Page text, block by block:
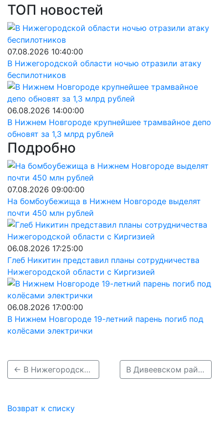
ТОП новостей
07.08.2026 10:40:00
В Нижегородской области ночью отразили атаку
беспилотников
06.08.2026 14:00:00
В Нижнем Новгороде крупнейшее трамвайное депо
обновят за 1,3 млрд рублей
Подробно
07.08.2026 09:00:00
На бомбоубежища в Нижнем Новгороде выделят
почти 450 млн рублей
06.08.2026 17:25:00
Глеб Никитин представил планы сотрудничества
Нижегородской области с Киргизией
06.08.2026 17:00:00
В Нижнем Новгороде 19-летний парень погиб под
колёсами электрички
← В Нижегородской области грузовик при обгоне насмерть сбил 9-летнюю девочку В Дивеевском районе машина сбила двух пешеходов, сидевших на дороге →
Возврат к списку